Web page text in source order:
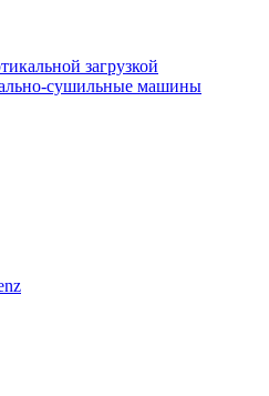
загрузкой
сушильные машины